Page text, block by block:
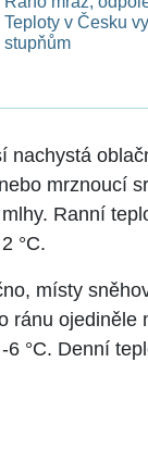
Teploty v Česku
stupňům
nachystá
mrznoucí
Ranní
°C.
místy
ránu ojediněle
°C. Denní